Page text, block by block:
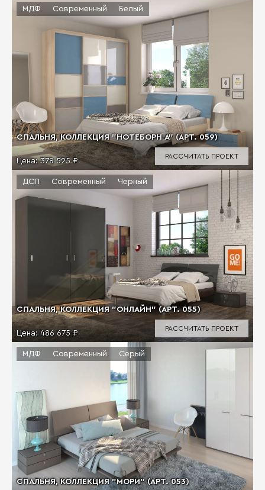
СПАЛЬНЯ, КОЛЛЕКЦИЯ "НОТЕБОРН А" (АРТ. 059)
Цена:378 525 ₽
МДФ Современный Белый
РАССЧИТАТЬ ПРОЕКТ
СПАЛЬНЯ, КОЛЛЕКЦИЯ "ОНЛАЙН" (АРТ. 055)
Цена:486 675 ₽
ДСП Современный Черный
РАССЧИТАТЬ ПРОЕКТ
СПАЛЬНЯ, КОЛЛЕКЦИЯ "МОРИ" (АРТ. 053)
МДФ Современный Серый